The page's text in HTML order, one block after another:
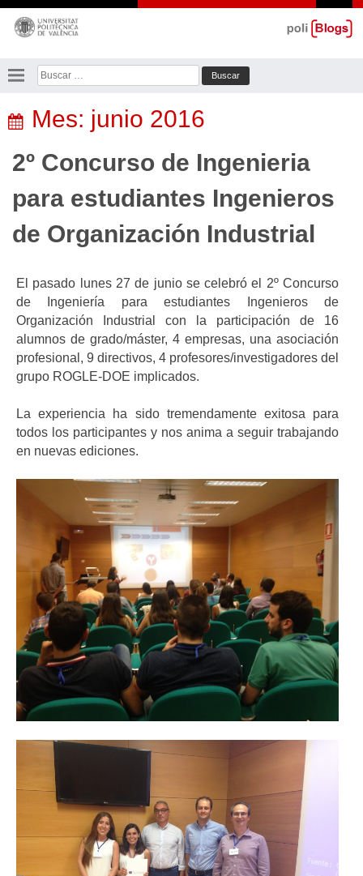
Saltar
contenido
Buscar:
Mes: junio 2016
2º Concurso de Ingenieria
para estudiantes Ingenieros
de Organización Industrial
El pasado lunes 27 de junio se celebró el 2º Concurso
de Ingeniería para estudiantes Ingenieros de
Organización Industrial con la participación de 16
alumnos de grado/máster, 4 empresas, una asociación
profesional, 9 directivos, 4 profesores/investigadores del
grupo ROGLE-DOE implicados.
La experiencia ha sido tremendamente exitosa para
todos los participantes y nos anima a seguir trabajando
en nuevas ediciones.